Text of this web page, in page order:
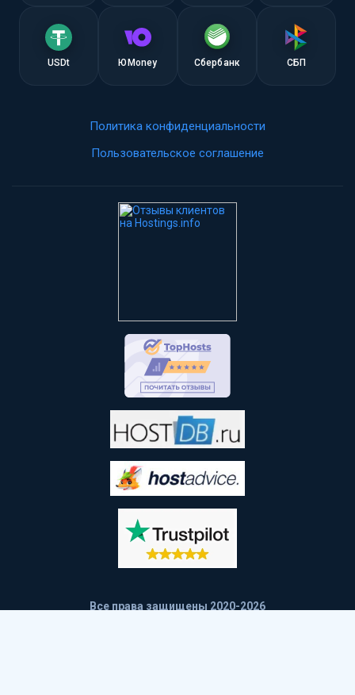
USDt ЮMoney Сбербанк СБП
Политика конфиденциальности
Пользовательское соглашение
Все права защищены 2020-2026